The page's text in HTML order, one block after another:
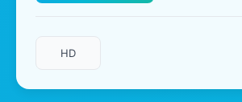
HD